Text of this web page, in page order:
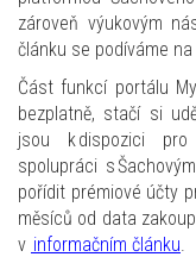
zároveň výukovým
článku se podíváme
Část funkcí portálu
bezplatně, stačí si
jsou k dispozici
spolupráci s
pořídit prémiové účty
měsíců od data
v informačním článku.